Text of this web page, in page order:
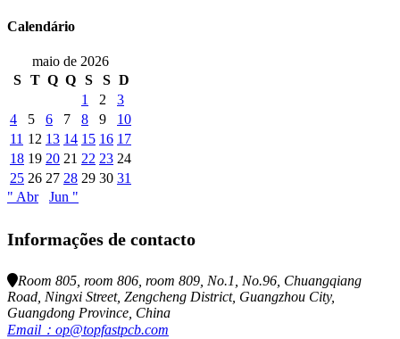
Calendário
maio de 2026
S
T Q Q S S D
1
2
3
4
5 6 7 8 9
10
11 12 13 14 15 16 17
18 19 20 21 22 23 24
25 26 27 28 29 30 31
" Abr
Jun "
Informações de contacto
Room 805, room 806, room 809, No.1, No.96, Chuangqiang
Road, Ningxi Street, Zengcheng District, Guangzhou City,
Guangdong Province, China
Email：op@topfastpcb.com